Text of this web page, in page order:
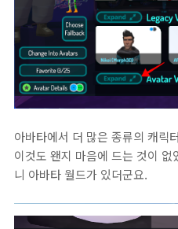
아바타에서 더 많은 종류의 캐릭
이것도 왠지 마음에 드는 것이
니 아바타 월드가 있더군요.